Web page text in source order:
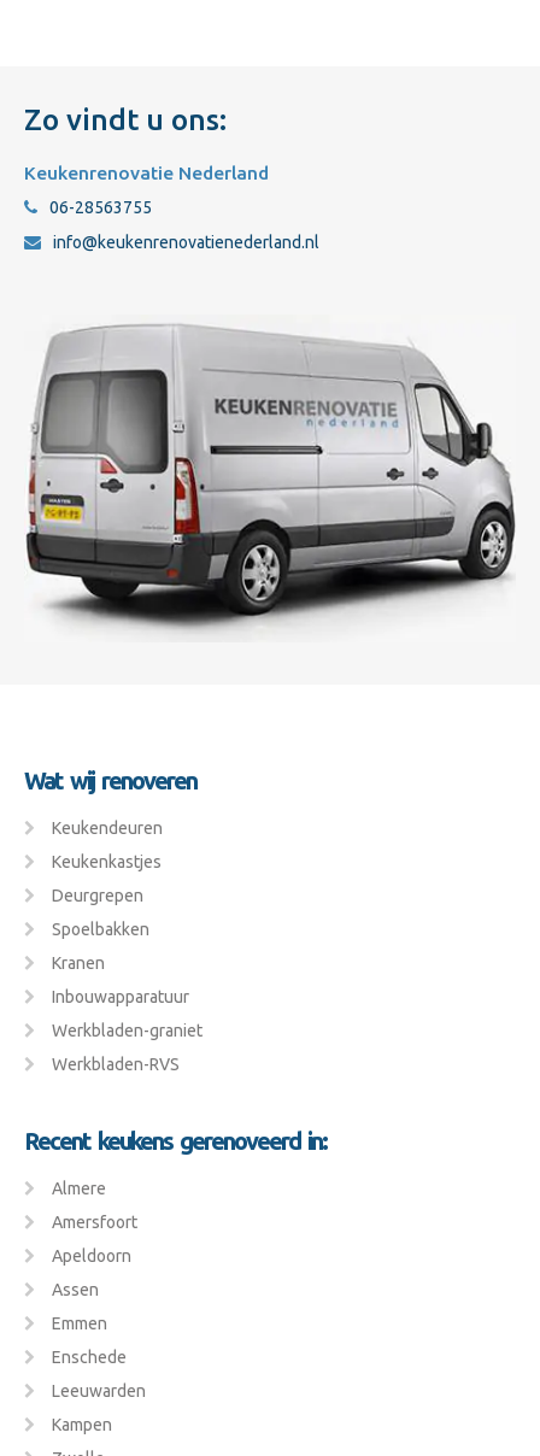
Zo vindt u ons:
Keukenrenovatie Nederland
06-28563755
info@keukenrenovatienederland.nl
Wat wij renoveren
Keukendeuren
Keukenkastjes
Deurgrepen
Spoelbakken
Kranen
Inbouwapparatuur
Werkbladen-graniet
Werkbladen-RVS
Recent keukens gerenoveerd in:
Almere
Amersfoort
Apeldoorn
Assen
Emmen
Enschede
Leeuwarden
Kampen